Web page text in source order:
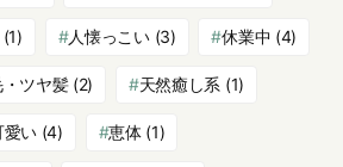
(1) 人懐っこい(3) 休業中 (4)
ツヤ髪(2) 天然癒し系 (1)
愛い(4) 恵体(1)